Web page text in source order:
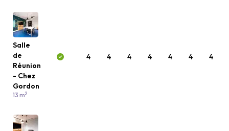
Salle
de
Réunion
- Chez
Gordon
13 m2
4 4 4 4 4 4 4